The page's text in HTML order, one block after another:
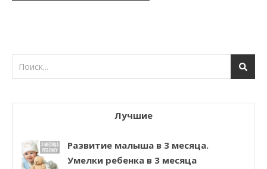
Лучшие
Развитие малыша в 3 месяца.
Умелки ребенка в 3 месяца